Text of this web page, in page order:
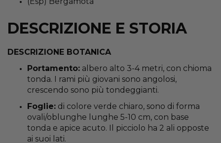
DESCRIZIONE E STORIA
DESCRIZIONE BOTANICA
Portamento: albero alto 3-4 metri, con chioma
tonda. I rami più giovani sono angolosi,
crescendo sono più tondeggianti.
Foglie: di colore verde chiaro, sono di forma
ovali/oblunghe lunghe 5-10 cm, con base
tonda e apice acuto. Il picciolo ha 2 ali opposte
ai suoi lati.